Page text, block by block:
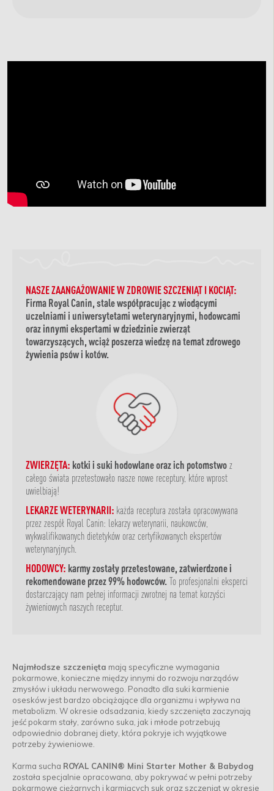
Najmłodsze szczenięta mają specyficzne wymagania
pokarmowe, konieczne między innymi do rozwoju narządów
zmysłów i układu nerwowego. Ponadto dla suki karmienie
osesków jest bardzo obciążające dla organizmu i wpływa na
metabolizm. W okresie odsadzania, kiedy szczenięta zaczynają
jeść pokarm stały, zarówno suka, jak i młode potrzebują
odpowiednio dobranej diety, która pokryje ich wyjątkowe
potrzeby żywieniowe.
Karma sucha ROYAL CANIN® Mini Starter Mother & Babydog
została specjalnie opracowana, aby pokrywać w pełni potrzeby
pokarmowe ciężarnych i karmiących suk oraz szczeniąt w okresie